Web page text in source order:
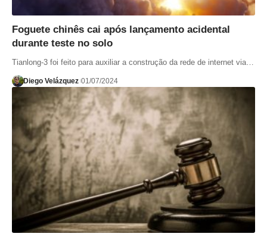
Foguete chinês cai após lançamento acidental
durante teste no solo
Tianlong-3 foi feito para auxiliar a construção da rede de internet via…
Diego Velázquez 01/07/2024